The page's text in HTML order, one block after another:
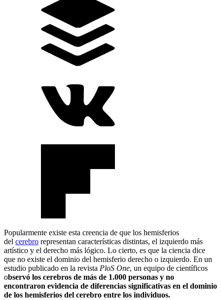
Popularmente existe esta creencia de que los hemisferios
del cerebro representan características distintas, el izquierdo más
artístico y el derecho más lógico. Lo cierto, es que la ciencia dice
que no existe el dominio del hemisferio derecho o izquierdo. En un
estudio publicado en la revista PloS One, un equipo de científicos
observó los cerebros de más de 1.000 personas y no
encontraron evidencia de diferencias significativas en el dominio
de los hemisferios del cerebro entre los individuos.